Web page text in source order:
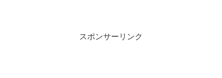
スポンサーリンク